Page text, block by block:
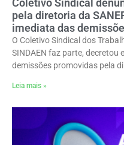
Coletivo Sindical
pela diretoria da
imediata das
O Coletivo Sindical dos
SINDAEN faz parte, decretou
demissões promovidas pela
Leia mais »